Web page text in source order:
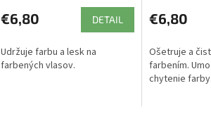
€6,80 DETAIL
Udržuje farbu a lesk na
farbených vlasov.
€6,80
Ošetruje a
farbením.
chytenie farby.